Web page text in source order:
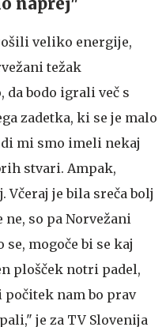
veliko energije,
težak
bodo igrali več s
zadetka, ki se je malo
mi smo imeli nekaj
stvari. Ampak,
Včeraj je bila sreča bolj
so pa Norvežani
mogoče bi se kaj
plošček notri padel,
počitek nam bo prav
je za TV Slovenija